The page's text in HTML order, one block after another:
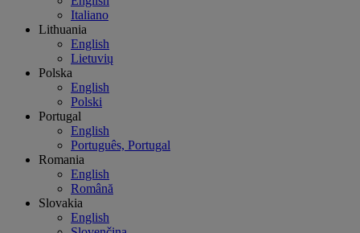
Italiano
Lithuania
English
Lietuvių
Polska
English
Polski
Portugal
English
Português, Portugal
Romania
English
Română
Slovakia
English